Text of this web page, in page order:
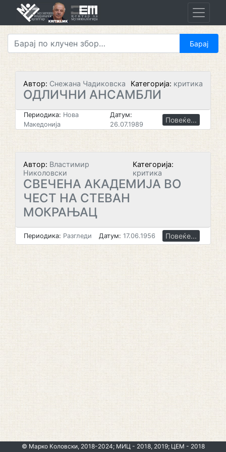
Автор: Снежана Чадиковска Категорија: критика
ОДЛИЧНИ АНСАМБЛИ
Периодика: Нова
Македонија
Датум:
26.07.1989
Повеќе...
Автор: Властимир
Николовски
Категорија:
критика
СВЕЧЕНА АКАДЕМИЈА ВО
ЧЕСТ НА СТЕВАН
МОКРАЊАЦ
Периодика: Разгледи Датум: 17.06.1956 Повеќе...
© Марко Коловски, 2018-2024; МИЦ - 2018, 2019; ЦЕМ - 2018